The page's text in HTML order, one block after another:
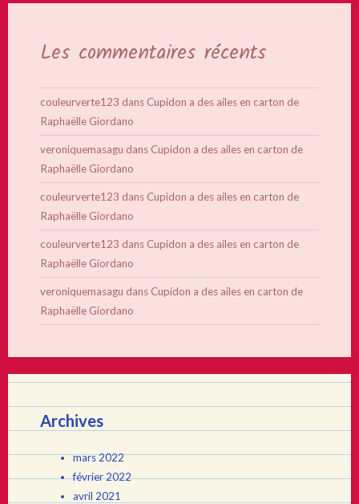
Les commentaires récents
couleurverte123 dans Cupidon a des ailes en carton de
Raphaëlle Giordano
veroniquemasagu dans Cupidon a des ailes en carton de
Raphaëlle Giordano
couleurverte123 dans Cupidon a des ailes en carton de
Raphaëlle Giordano
couleurverte123 dans Cupidon a des ailes en carton de
Raphaëlle Giordano
veroniquemasagu dans Cupidon a des ailes en carton de
Raphaëlle Giordano
Archives
mars 2022
février 2022
avril 2021